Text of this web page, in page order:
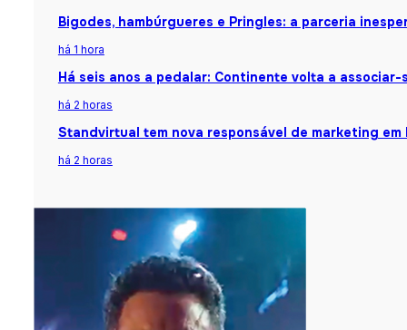
Bigodes, hambúrgueres e Pringles: a parceria
há 1 hora
Há seis anos a pedalar: Continente volta a associar-
há 2 horas
Standvirtual tem nova responsável de marketing em
há 2 horas